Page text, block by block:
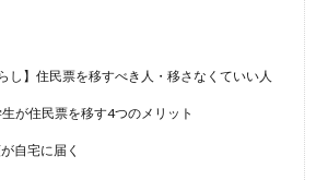
し】住民票を移すべき人・移さなくていい人
が住民票を移す4つのメリット
自宅に届く